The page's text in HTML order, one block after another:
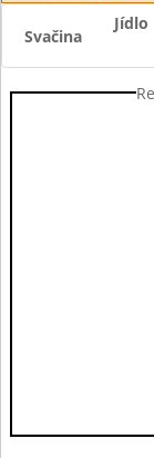
Svačina
Jídlo